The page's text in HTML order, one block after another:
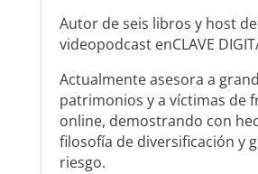
Autor de seis libros y host
videopodcast enCLAVE
Actualmente asesora a
patrimonios y a víctimas de
online, demostrando con
filosofía de diversificación y
riesgo.